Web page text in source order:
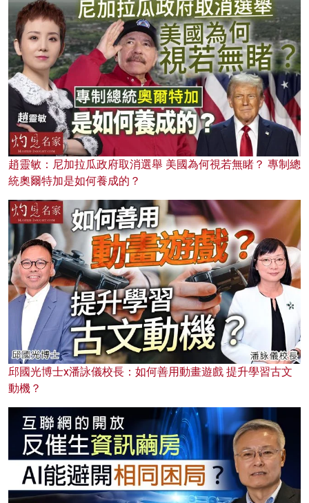
趙靈敏：尼加拉瓜政府取消選舉 美國為何視若無睹？ 專制總
統奧爾特加是如何養成的？
邱國光博士x潘詠儀校長：如何善用動畫遊戲 提升學習古文
動機？